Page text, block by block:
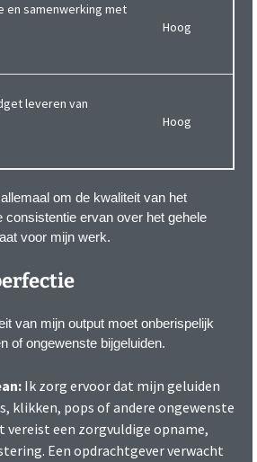
en samenwerking met
Hoog
leveren van
Hoog
om de kwaliteit van het
consistentie ervan over het gehele
voor mijn werk.
van mijn output moet onberispelijk
of ongewenste bijgeluiden.
Ik zorg ervoor dat mijn geluiden
klikken, pops of andere ongewenste
vereist een zorgvuldige opname,
Een opdrachtgever verwacht